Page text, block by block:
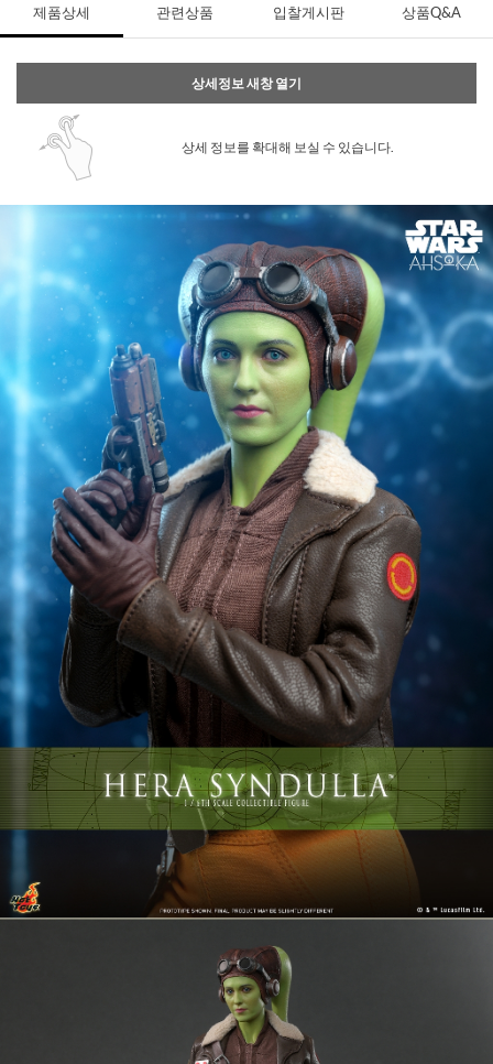
제품상세 관련상품 입찰게시판 상품Q&A
상세정보 새창 열기
상세 정보를 확대해 보실 수 있습니다.